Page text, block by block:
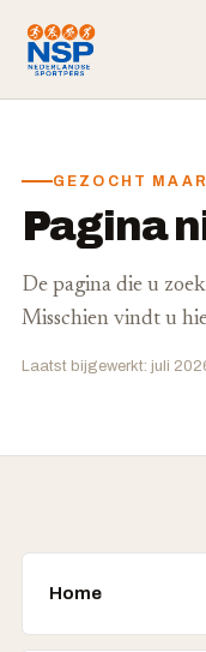
GEZOCHT
Pagina
De pagina die u
Misschien vindt u
Laatst bijgewerkt: juli
Home